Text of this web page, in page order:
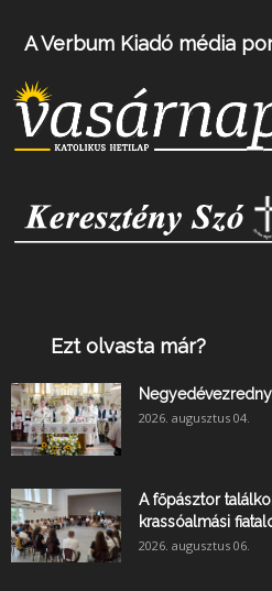
A Verbum Kiadó média
Ezt olvasta már?
2026. augusztus 04.
A főpásztor
krassóalmási
2026. augusztus 06.